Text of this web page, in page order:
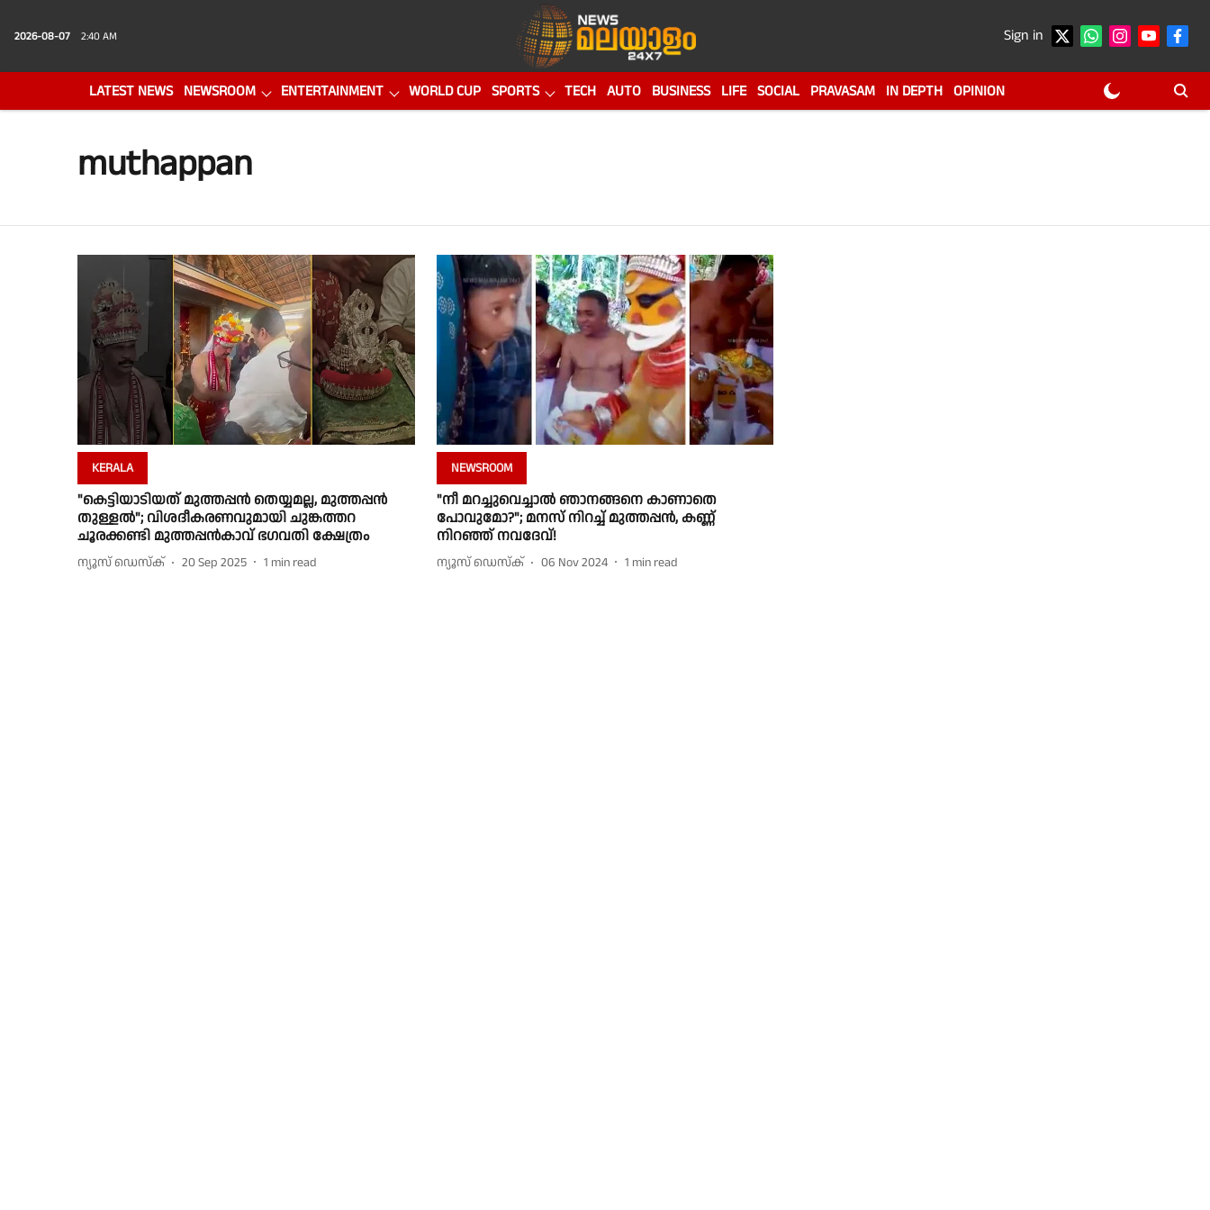
2026-08-07 2:40 AM Sign in
LATEST NEWS NEWSROOM ENTERTAINMENT WORLD CUP SPORTS TECH AUTO BUSINESS LIFE SOCIAL PRAVASAM IN DEPTH OPINION
muthappan
KERALA
"കെട്ടിയാടിയത് മുത്തപ്പൻ തെയ്യമല്ല, മുത്തപ്പൻ
തുള്ളൽ"; വിശദീകരണവുമായി ചുങ്കത്തറ
ചൂരക്കണ്ടി മുത്തപ്പൻകാവ് ഭഗവതി ക്ഷേത്രം
ന്യൂസ് ഡെസ്ക് 20 Sep 2025 1 min read
NEWSROOM
"നീ മറച്ചുവെച്ചാൽ ഞാനങ്ങനെ കാണാതെ
പോവുമോ?"; മനസ് നിറച്ച് മുത്തപ്പൻ, കണ്ണ്
നിറഞ്ഞ് നവദേവ്‌!
ന്യൂസ് ഡെസ്ക് 06 Nov 2024 1 min read